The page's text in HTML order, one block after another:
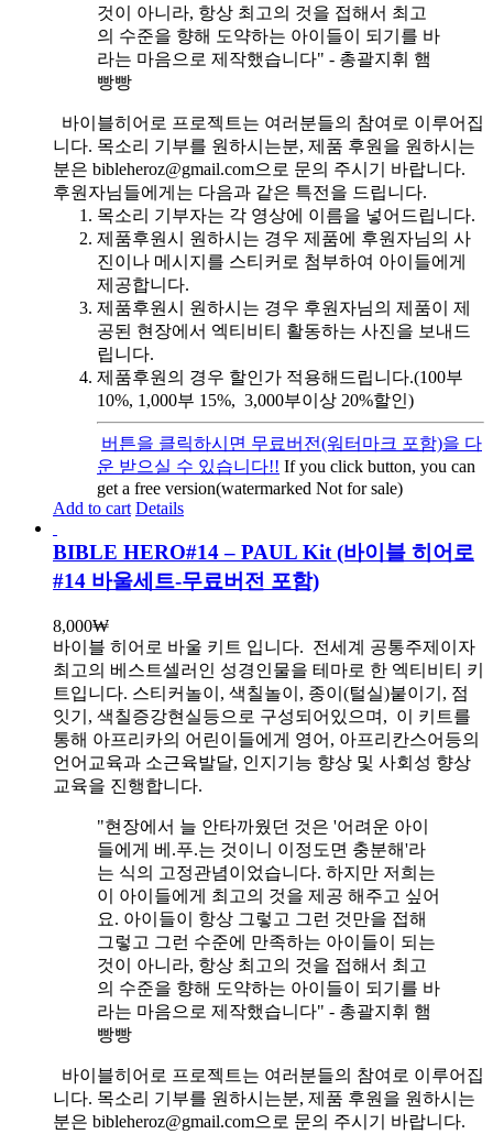
것이 아니라, 항상 최고의 것을 접해서 최고
의 수준을 향해 도약하는 아이들이 되기를 바
라는 마음으로 제작했습니다" - 총괄지휘 햄
빵빵
바이블히어로 프로젝트는 여러분들의 참여로 이루어집
니다. 목소리 기부를 원하시는분, 제품 후원을 원하시는
분은 bibleheroz@gmail.com으로 문의 주시기 바랍니다.
후원자님들에게는 다음과 같은 특전을 드립니다.
목소리 기부자는 각 영상에 이름을 넣어드립니다.
제품후원시 원하시는 경우 제품에 후원자님의 사
진이나 메시지를 스티커로 첨부하여 아이들에게
제공합니다.
제품후원시 원하시는 경우 후원자님의 제품이 제
공된 현장에서 엑티비티 활동하는 사진을 보내드
립니다.
제품후원의 경우 할인가 적용해드립니다.(100부
10%, 1,000부 15%, 3,000부이상 20%할인)
버튼을 클릭하시면 무료버전(워터마크 포함)을 다
운 받으실 수 있습니다!! If you click button, you can
get a free version(watermarked Not for sale)
Add to cart Details
BIBLE HERO#14 – PAUL Kit (바이블 히어로
#14 바울세트-무료버전 포함)
8,000₩
바이블 히어로 바울 키트 입니다. 전세계 공통주제이자
최고의 베스트셀러인 성경인물을 테마로 한 엑티비티 키
트입니다. 스티커놀이, 색칠놀이, 종이(털실)붙이기, 점
잇기, 색칠증강현실등으로 구성되어있으며, 이 키트를
통해 아프리카의 어린이들에게 영어, 아프리칸스어등의
언어교육과 소근육발달, 인지기능 향상 및 사회성 향상
교육을 진행합니다.
"현장에서 늘 안타까웠던 것은 '어려운 아이
들에게 베.푸.는 것이니 이정도면 충분해'라
는 식의 고정관념이었습니다. 하지만 저희는
이 아이들에게 최고의 것을 제공 해주고 싶어
요. 아이들이 항상 그렇고 그런 것만을 접해
그렇고 그런 수준에 만족하는 아이들이 되는
것이 아니라, 항상 최고의 것을 접해서 최고
의 수준을 향해 도약하는 아이들이 되기를 바
라는 마음으로 제작했습니다" - 총괄지휘 햄
빵빵
바이블히어로 프로젝트는 여러분들의 참여로 이루어집
니다. 목소리 기부를 원하시는분, 제품 후원을 원하시는
분은 bibleheroz@gmail.com으로 문의 주시기 바랍니다.